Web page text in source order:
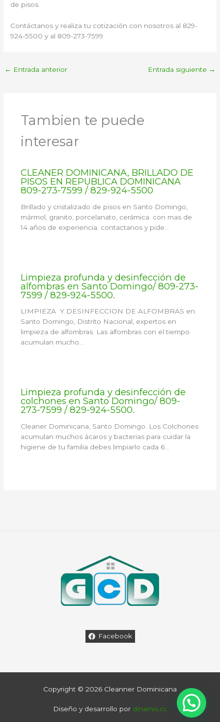
de pisos.
Contáctanos y realiza tu cotización con nosotros al 829-
924-5500 y al 809-273-7599
← Entrada anterior Entrada siguiente →
Tambien te puede
interesar
CLEANER DOMINICANA, BRILLADO DE
PISOS EN REPUBLICA DOMINICANA
809-273-7599 / 829-924-5500
Brillado y cristalizado de pisos en Santo Domingo,
mármol, granito, porcelanato, cerámica. con mas de
14 años de experiencia. contactanos y pide…
Limpieza profunda y desinfección de
alfombras en Santo Domingo/ 809-273-
7599 / 829-924-5500.
LIMPIEZA Y DESINFECCION DE ALFOMBRAS en
Santo Domingo, Distrito Nacional, expertos en
limpieza de alfombras. Las alfombras con el tiempo
acumulan mucho…
Limpieza profunda y desinfección de
colchones en Santo Domingo/ 809-
273-7599 / 829-924-5500.
Cleaner Dominicana, Santo Domingo. Los Colchones
acumulan muchos ácaros y bacterias para cuidar la
higiene de tu familia debes limpiarlo cada 6…
Facebook
Copyright © 2026 Cleanner Dominicana
Diseño y desarrollo por dinamis.cc